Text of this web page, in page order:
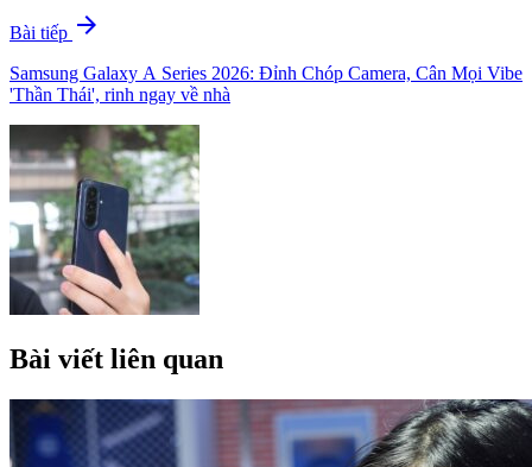
Bài tiếp arrow_forward
Samsung Galaxy A Series 2026: Đỉnh Chóp Camera, Cân Mọi Vibe
'Thần Thái', rinh ngay về nhà
Bài viết liên quan